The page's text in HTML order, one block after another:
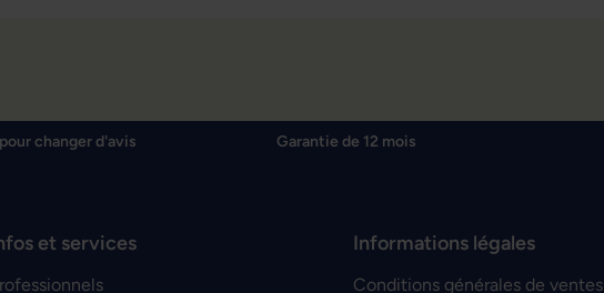
changer d'avis Garantie de 12 mois
et services Informations légales
Conditions générales de ventes